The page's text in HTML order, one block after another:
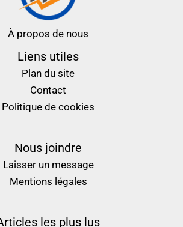
À propos de nous
Liens utiles
Plan du site
Contact
Politique de cookies
Nous joindre
Laisser un message
Mentions légales
les plus lus